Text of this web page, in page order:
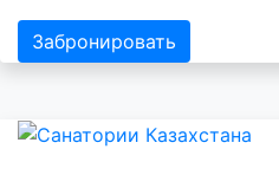
Забронировать